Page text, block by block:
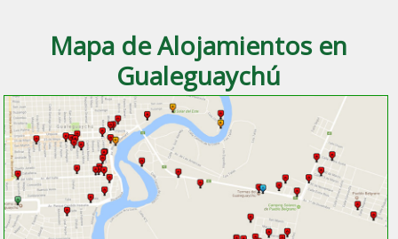
Mapa de Alojamientos en
Gualeguaychú